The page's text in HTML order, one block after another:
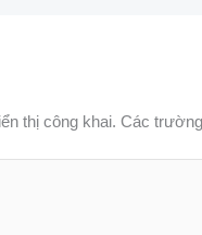
thị công khai. Các